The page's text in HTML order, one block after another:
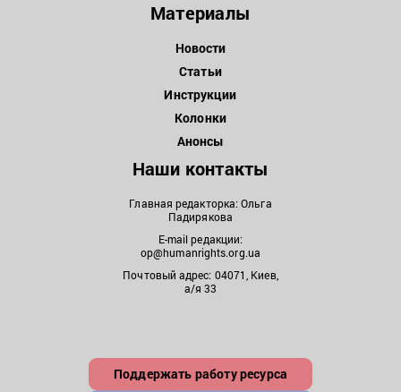
Материалы
Новости
Статьи
Инструкции
Колонки
Анонсы
Наши контакты
Главная редакторка: Ольга
Падирякова
E-mail редакции:
op@humanrights.org.ua
Почтовый адрес: 04071, Киев,
а/я 33
Поддержать работу ресурса